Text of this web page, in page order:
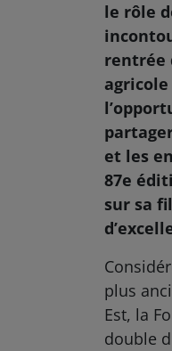
le rôle
rentrée
agricole
et les
87e
sur sa
plus
Est, la
double